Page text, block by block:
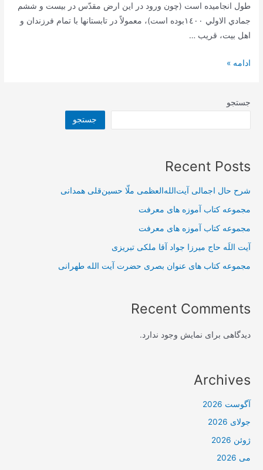
طول انجاميده است (چون ورود در اين ارض مقدّس در بيست و ششم
جمادي الاولي ١٤٠٠بوده است)، معمولاً در تابستانها با تمام فرزندان و
اهل بيت، قريب …
حكايتي
طهراني
به
رضا
ادامه »
جستجو
جستجو
Recent Posts
شرح حال اجمالی آیت‌الله‌العظمی ملّا حسین‌قلی همدانی
مجموعه کتاب آموزه های معرفت
مجموعه کتاب آموزه های معرفت
آیت اللَه حاج میرزا جواد آقا ملکی تبریزی
مجموعه کتاب های عنوان بصری حضرت آیت الله طهرانی
Recent Comments
دیدگاهی برای نمایش وجود ندارد.
Archives
آگوست 2026
جولای 2026
ژوئن 2026
می 2026